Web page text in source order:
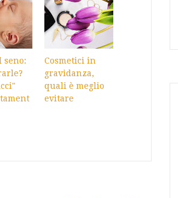
seno:
Cosmetici in
gravidanza,
quali è meglio
evitare